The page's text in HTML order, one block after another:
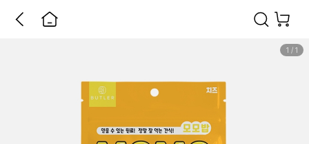
1 / 1